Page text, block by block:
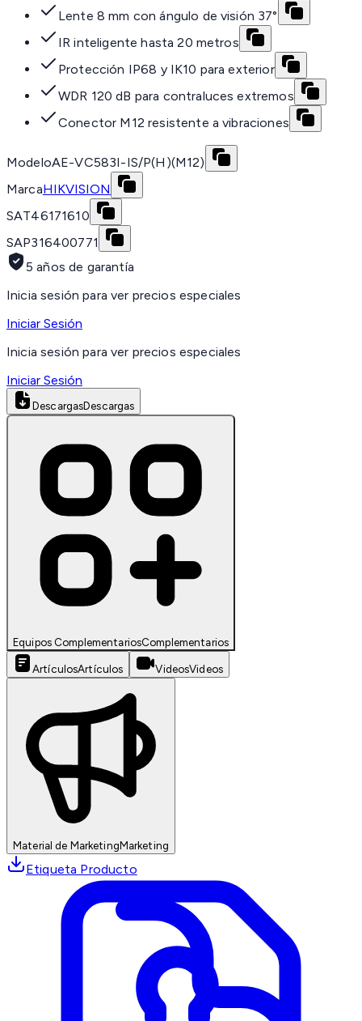
Lente 8 mm con ángulo de visión 37°
IR inteligente hasta 20 metros
Protección IP68 y IK10 para exterior
WDR 120 dB para contraluces extremos
Conector M12 resistente a vibraciones
ModeloAE-VC583I-IS/P(H)(M12)
MarcaHIKVISION
SAT46171610
SAP316400771
5 años de garantía
Inicia sesión para ver precios especiales
Iniciar Sesión
Inicia sesión para ver precios especiales
Iniciar Sesión
DescargasDescargas
Equipos ComplementariosComplementarios
ArtículosArtículos VideosVideos
Material de MarketingMarketing
Etiqueta Producto